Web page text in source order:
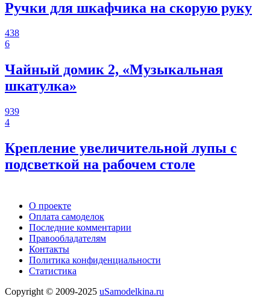
Ручки для шкафчика на скорую руку
438
6
Чайный домик 2, «Музыкальная
шкатулка»
939
4
Крепление увеличительной лупы с
подсветкой на рабочем столе
О проекте
Оплата самоделок
Последние комментарии
Правообладателям
Контакты
Политика конфиденциальности
Статистика
Copyright © 2009-2025 uSamodelkina.ru